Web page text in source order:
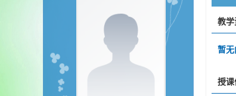
教学
暂无
授课